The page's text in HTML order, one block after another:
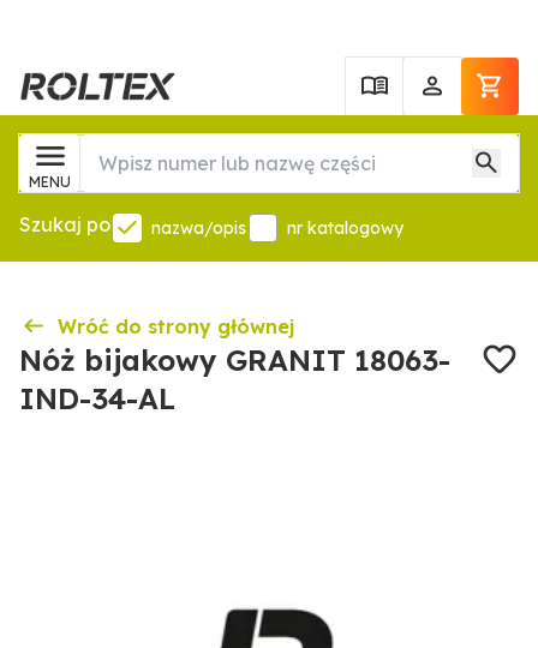
MENU
Szukaj po nazwa/opis nr katalogowy
Wróć do strony głównej
Nóż bijakowy GRANIT 18063-
IND-34-AL